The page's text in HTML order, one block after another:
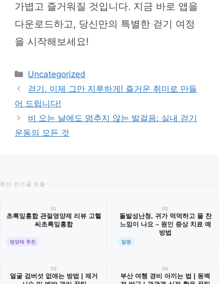
가볍고 즐거워질 것입니다. 지금 바로 앱을
다운로드하고, 당신만의 특별한 걷기 여정
을 시작해보세요!
카
테
리
Uncategorized
걷기, 이제 그만 지루하게! 즐거운 취미로 만들
어 드립니다!
비 오는 날에도 멈추지 않는 발걸음: 실내 걷기
운동의 모든 것
최신 인기글 모음
01
초록잎홍합 관절영양제 리뷰 고헬
씨초록잎홍합
영양제 추천
02
돌발성난청, 귀가 먹먹하고 물 찬
느낌이 나요 – 원인 증상 치료 예
방법
질병
03
얼굴 검버섯 없애는 방법 | 제거
04
부산 여행 경비 아끼는 법 | 동백